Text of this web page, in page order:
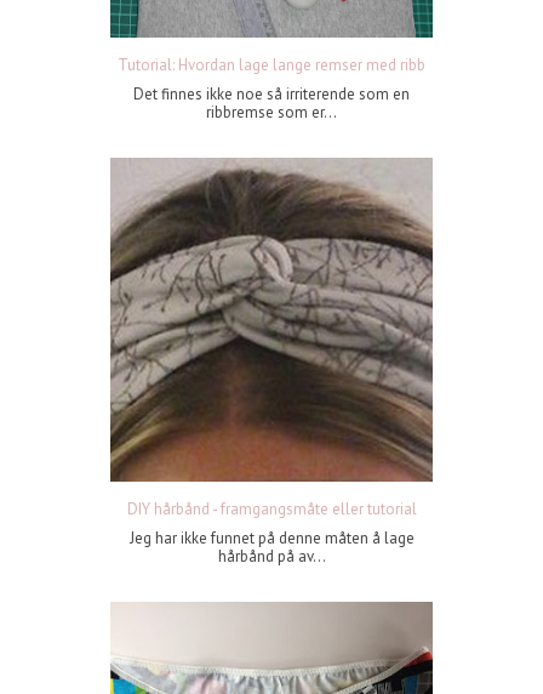
Tutorial: Hvordan lage lange remser med ribb
Det finnes ikke noe så irriterende som en
ribbremse som er...
DIY hårbånd - framgangsmåte eller tutorial
Jeg har ikke funnet på denne måten å lage
hårbånd på av...